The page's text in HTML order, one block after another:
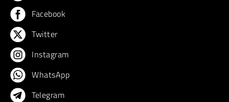
Facebook
Twitter
Instagram
WhatsApp
Telegram